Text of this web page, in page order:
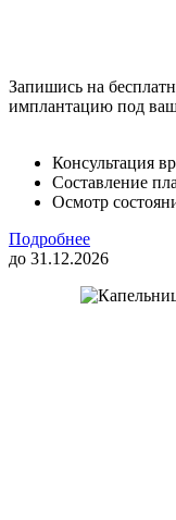
Запишись на
имплантацию под
Консультация
Составление
Осмотр
Подробнее
до 31.12.2026